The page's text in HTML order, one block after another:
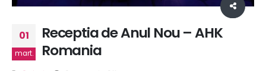
01
mart.
Receptia de Anul Nou – AHK
Romania